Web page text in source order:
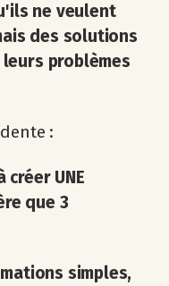
ne veulent
des solutions
problèmes
:
UNE
que 3
simples,